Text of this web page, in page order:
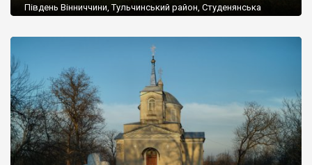
Південь Вінниччини, Тульчинський район, Студенянська
старовинний цвинтар із кам’яними хрестами. Всі епітафії, які
збереглися, написані кирилицею, церковнослов’янською
мовою. За всіма традиційними ознаками – цвинтар
український. Хрести датуються 19 століттям. У 1924-1940
роках Болган […]